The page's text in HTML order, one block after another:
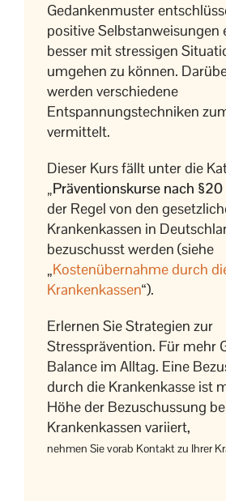
Gedankenmuster
positive Selbstanweisungen
besser mit stressigen
umgehen zu können.
werden verschiedene
Entspannungstechniken
vermittelt.
Dieser Kurs fällt unter die
„Präventionskurse nach §20
der Regel von den
Krankenkassen in
bezuschusst werden (siehe
„Kostenübernahme durch
Krankenkassen“).
Erlernen Sie Strategien zur
Stressprävention. Für mehr
Balance im Alltag. Eine
durch die Krankenkasse ist
Höhe der Bezuschussung
Krankenkassen variiert,
nehmen Sie vorab Kontakt zu Ihrer